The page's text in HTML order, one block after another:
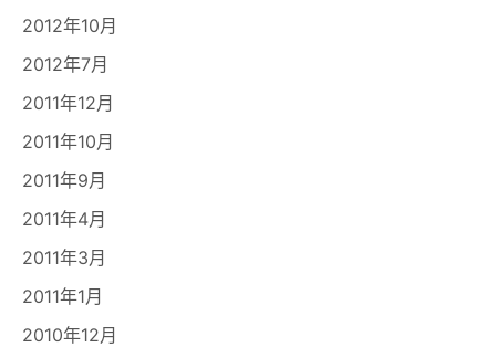
2012年10月
2012年7月
2011年12月
2011年10月
2011年9月
2011年4月
2011年3月
2011年1月
2010年12月